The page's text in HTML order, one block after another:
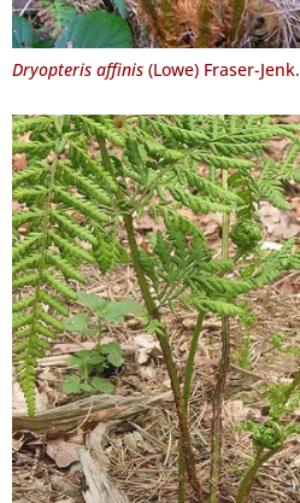
Dryopteris affinis(Lowe) Fraser-Jenk.